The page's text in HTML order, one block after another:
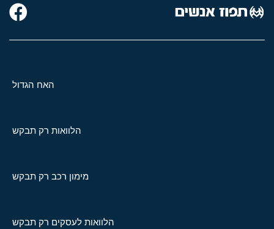
האח הגדול
הלוואות רק תבקש
מימון רכב רק תבקש
הלוואות לעסקים רק תבקש